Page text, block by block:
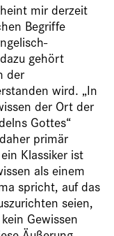
mir derzeit
Begriffe
gehört
der
wird. „In
der Ort der
Gottes“
primär
Klassiker ist
als einem
spricht, auf das
seien,
Gewissen